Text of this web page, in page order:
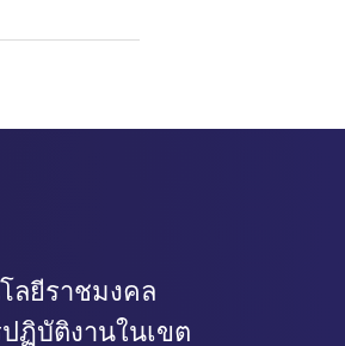
ลยีราชมงคล
ฏิบัติงานในเขต